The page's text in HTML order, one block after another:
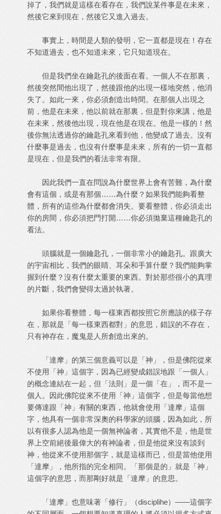
掉了，我們就是這樣在看存在，我們說某件事是在未來，
然後它來到現在，然後它又進入過去。
事實上，時間是人類的發明，它一直都是現在！存在
不知道過去，也不知道未來，它只知道現在。
但是我們坐在鑰匙孔的後面在看。一個人不在那裏，
然後突然間他出現了，然後跟他的出現一樣地突然，他消
失了。如此一來，你必須創造出時間。在那個人出現之
前，他是在未來，他以前就在那裏，但是對你來講，他是
在未來，然後他出現，現在他是在現在。他是一樣的！然
後你無法透過你的鑰匙孔來看到他，他變成了過去。沒有
什麼事是過去，也沒有什麼事是未來，所有的一切一直都
是現在，但是我們的看法非常有限。
因此我們一直在問說為什麼世界上會有苦難，為什麼
會有這個，或是有那個……為什麼？如果我們能夠看整
體，所有的這些為什麼都會消失。要看整體，你必須走出
你的房間，你必須把門打開……你必須拋棄這種鑰匙孔的
看法。
頭腦就是一個鑰匙孔，一個非常小的鑰匙孔。跟廣大
的宇宙相比，我們的眼睛、耳朵和手算什麼？我們能夠掌
握到什麼？沒有什麼太重要的東西。對於那些很小的真理
的片斷，我們會變得太過於執著。
如果你看整體，每一樣東西都按照它所應該的樣子存
在，那就是「每一樣東西都對」的意思，錯誤的不存在，
只有神存在，魔鬼是人所創造出來的。
「達摩」的第三個意義可以是「神」，但是佛陀從來
不使用「神」這個字，因為已經變成錯誤地跟「一個人」
的概念連結在一起，但「法則」是一個「在」，而不是一
個人。因此佛陀從來不使用「神」這個字，但是每當他想
要傳達跟「神」有關的東西，他就會使用「達摩」這個
字，他具有一個非常深奧的科學家的頭腦，因為如此，所
以有很多人認為他是一個無神論者，其實他不是，他是世
界上空前絕後最偉大的有神論者，但是他從來沒有談到
神，他從來不使用那個字，就是這樣而已，但是當他使用
「達摩」，他所指的完全相同。「那個是的」就是「神」
這個字的意思，而那剛好就是「達摩」的意思。
「達摩」也意味著「修行」（disciplihe）——這個字